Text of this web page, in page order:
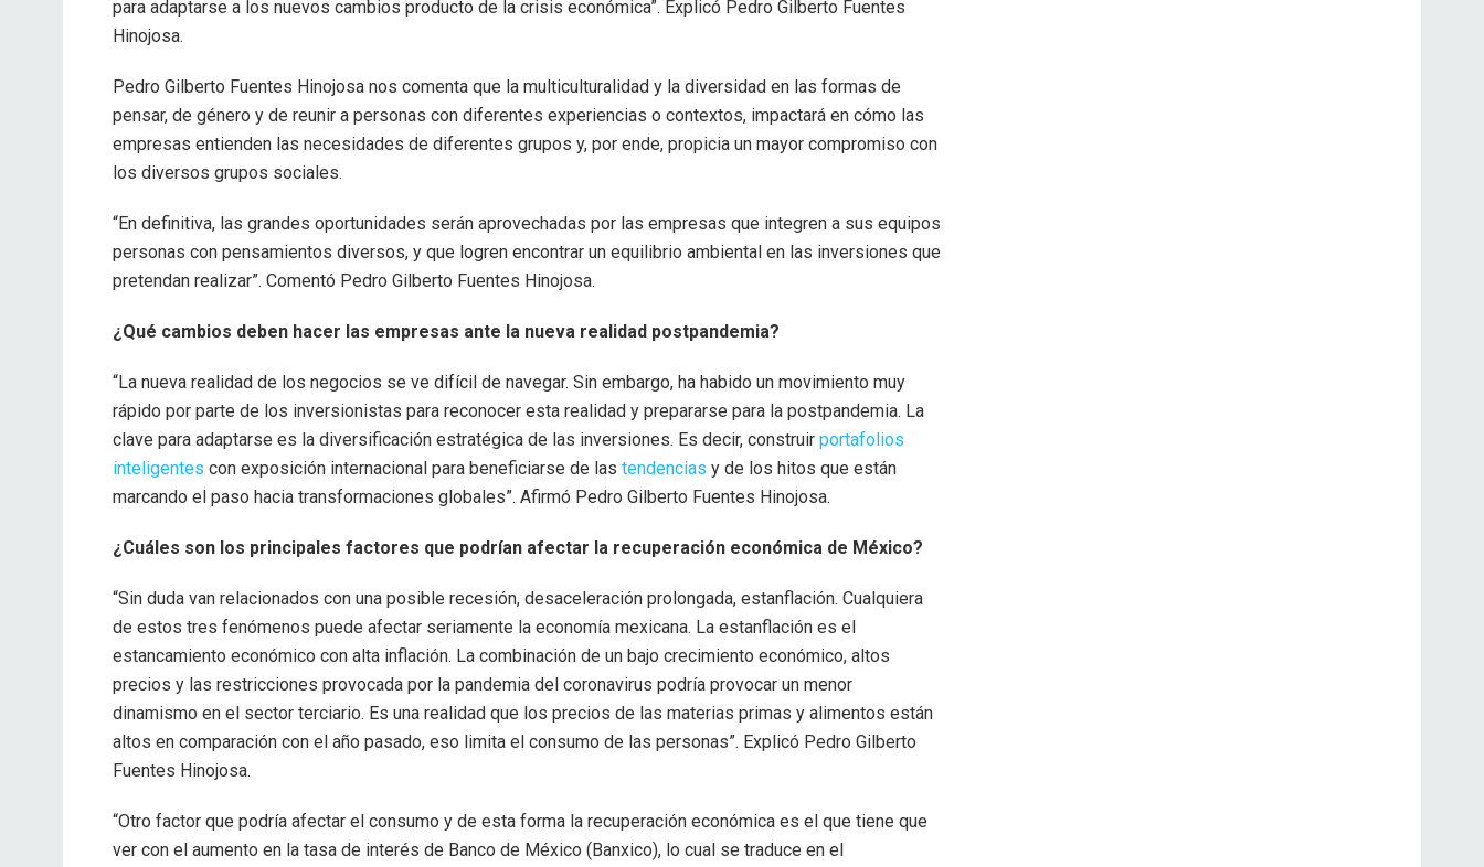
para adaptarse a los nuevos cambios producto de la crisis económica”. Explicó Pedro Gilberto Fuentes
Hinojosa.
Pedro Gilberto Fuentes Hinojosa nos comenta que la multiculturalidad y la diversidad en las formas de
pensar, de género y de reunir a personas con diferentes experiencias o contextos, impactará en cómo las
empresas entienden las necesidades de diferentes grupos y, por ende, propicia un mayor compromiso con
los diversos grupos sociales.
“En definitiva, las grandes oportunidades serán aprovechadas por las empresas que integren a sus equipos
personas con pensamientos diversos, y que logren encontrar un equilibrio ambiental en las inversiones que
pretendan realizar”. Comentó Pedro Gilberto Fuentes Hinojosa.
¿Qué cambios deben hacer las empresas ante la nueva realidad postpandemia?
“La nueva realidad de los negocios se ve difícil de navegar. Sin embargo, ha habido un movimiento muy
rápido por parte de los inversionistas para reconocer esta realidad y prepararse para la postpandemia. La
clave para adaptarse es la diversificación estratégica de las inversiones. Es decir, construir portafolios
inteligentes con exposición internacional para beneficiarse de las tendencias y de los hitos que están
marcando el paso hacia transformaciones globales”. Afirmó Pedro Gilberto Fuentes Hinojosa.
¿Cuáles son los principales factores que podrían afectar la recuperación económica de México?
“Sin duda van relacionados con una posible recesión, desaceleración prolongada, estanflación. Cualquiera
de estos tres fenómenos puede afectar seriamente la economía mexicana. La estanflación es el
estancamiento económico con alta inflación. La combinación de un bajo crecimiento económico, altos
precios y las restricciones provocada por la pandemia del coronavirus podría provocar un menor
dinamismo en el sector terciario. Es una realidad que los precios de las materias primas y alimentos están
altos en comparación con el año pasado, eso limita el consumo de las personas”. Explicó Pedro Gilberto
Fuentes Hinojosa.
“Otro factor que podría afectar el consumo y de esta forma la recuperación económica es el que tiene que
ver con el aumento en la tasa de interés de Banco de México (Banxico), lo cual se traduce en el